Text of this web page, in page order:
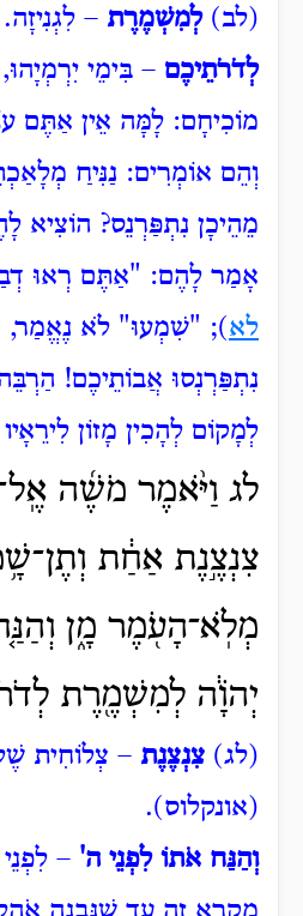
(לב)לְמִשְׁמֶרֶת – לִגְנִיזָה.
לְדֹרֹתֵיכֶם – בִּימֵי
מוֹכִיחָם: לָמָּה אֵין אַתֶּם
וְהֵם אוֹמְרִים: נַנִּיחַ
מֵהֵיכָן נִתְפַּרְנֵס? הוֹצִיא
אָמַר לָהֶם: "אַתֶּם רְאוּ
לא); "שִׁמְעוּ" לֹא נֶאֱמַר,
נִתְפַּרְנְסוּ אֲבוֹתֵיכֶם!
לְמָקוֹם לְהָכִין מָזוֹן
לג וַיֹּ֨אמֶר מֹשֶׁ֜ה
צִנְצֶ֣נֶת אַחַ֔ת
מְלֹֽא־הָעֹ֖מֶר מָ֑ן
יְהֹוָ֔ה לְמִשְׁמֶ֖רֶת
(לג) צִנְצֶנֶת – צְלוֹחִית
(אונקלוס).
וְהַנַּח אֹתוֹ לִפְנֵי ה' –